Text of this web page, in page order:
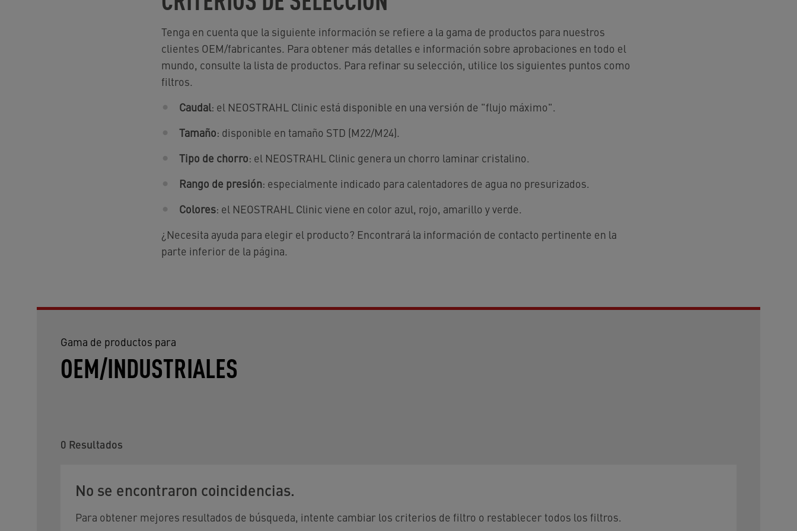
Tenga en cuenta que la siguiente información se refiere a la gama de productos para nuestros
clientes OEM/fabricantes. Para obtener más detalles e información sobre aprobaciones en todo el
mundo, consulte la lista de productos. Para refinar su selección, utilice los siguientes puntos como
filtros.
Caudal: el NEOSTRAHL Clinic está disponible en una versión de "flujo máximo".
Tamaño: disponible en tamaño STD (M22/M24).
Tipo de chorro: el NEOSTRAHL Clinic genera un chorro laminar cristalino.
Rango de presión: especialmente indicado para calentadores de agua no presurizados.
Colores: el NEOSTRAHL Clinic viene en color azul, rojo, amarillo y verde.
¿Necesita ayuda para elegir el producto? Encontrará la información de contacto pertinente en la
parte inferior de la página.
Gama de productos para
OEM/INDUSTRIALES
0 Resultados
No se encontraron coincidencias.
Para obtener mejores resultados de búsqueda, intente cambiar los criterios de filtro o restablecer todos los filtros.